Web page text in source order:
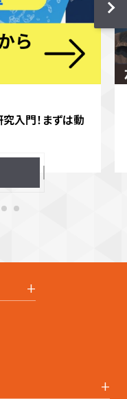
入門！まずは動
+
+